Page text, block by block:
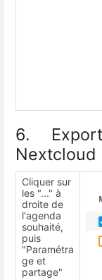
6.
Nextcloud
Cliquer sur
les "..." à
droite de
l'agenda
souhaité,
puis
"Paramétra
ge et
partage"